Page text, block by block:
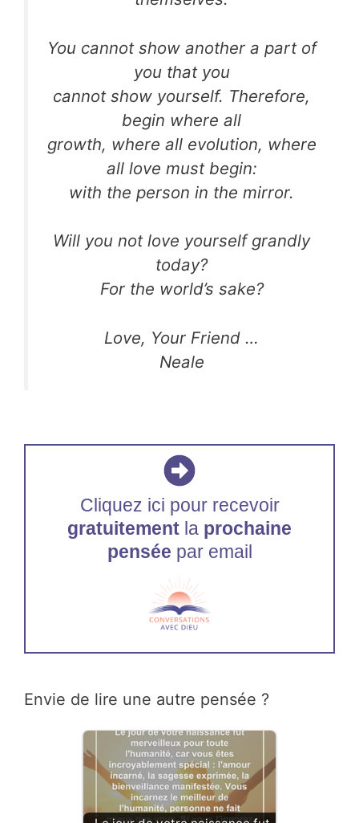
You cannot show another a part of
you that you
cannot show yourself. Therefore,
begin where all
growth, where all evolution, where
all love must begin:
with the person in the mirror.
Will you not love yourself grandly
today?
For the world’s sake?
Love, Your Friend …
Neale
Cliquez ici pour recevoir
gratuitement la prochaine
pensée par email
Envie de lire une autre pensée ?